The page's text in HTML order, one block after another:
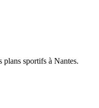
plans sportifs à Nantes.